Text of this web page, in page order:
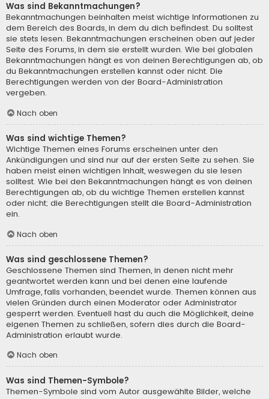
Was sind Bekanntmachungen?
Bekanntmachungen beinhalten meist wichtige Informationen zu
dem Bereich des Boards, in dem du dich befindest. Du solltest
sie stets lesen. Bekanntmachungen erscheinen oben auf jeder
Seite des Forums, in dem sie erstellt wurden. Wie bei globalen
Bekanntmachungen hängt es von deinen Berechtigungen ab, ob
du Bekanntmachungen erstellen kannst oder nicht. Die
Berechtigungen werden von der Board-Administration
vergeben.
Nach oben
Was sind wichtige Themen?
Wichtige Themen eines Forums erscheinen unter den
Ankündigungen und sind nur auf der ersten Seite zu sehen. Sie
haben meist einen wichtigen Inhalt, weswegen du sie lesen
solltest. Wie bei den Bekanntmachungen hängt es von deinen
Berechtigungen ab, ob du wichtige Themen erstellen kannst
oder nicht; die Berechtigungen stellt die Board-Administration
ein.
Nach oben
Was sind geschlossene Themen?
Geschlossene Themen sind Themen, in denen nicht mehr
geantwortet werden kann und bei denen eine laufende
Umfrage, falls vorhanden, beendet wurde. Themen können aus
vielen Gründen durch einen Moderator oder Administrator
gesperrt werden. Eventuell hast du auch die Möglichkeit, deine
eigenen Themen zu schließen, sofern dies durch die Board-
Administration erlaubt wurde.
Nach oben
Was sind Themen-Symbole?
Themen-Symbole sind vom Autor ausgewählte Bilder, welche